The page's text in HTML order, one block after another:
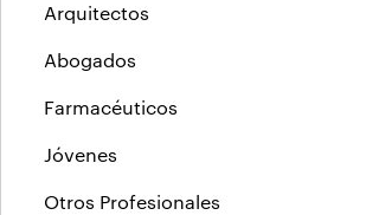
Arquitectos
Abogados
Farmacéuticos
Jóvenes
Otros Profesionales